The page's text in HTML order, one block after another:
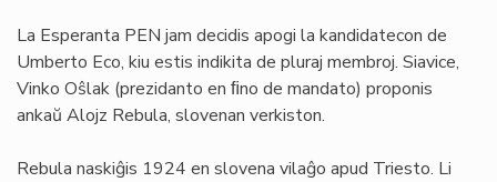
La Esperanta PEN jam decidis apogi la kandidatecon de
Umberto Eco, kiu estis indikita de pluraj membroj. Siavice,
Vinko Oŝlak (prezidanto en ﬁno de mandato) proponis
ankaŭ Alojz Rebula, slovenan verkiston.
Rebula naskiĝis 1924 en slovena vilaĝo apud Triesto. Li